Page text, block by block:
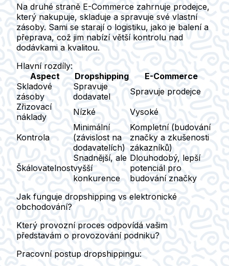
Na druhé straně E-Commerce zahrnuje prodejce,
který nakupuje, skladuje a spravuje své vlastní
zásoby. Sami se starají o logistiku, jako je balení a
přeprava, což jim nabízí větší kontrolu nad
dodávkami a kvalitou.
Hlavní rozdíly:
Aspect
Dropshipping
E-Commerce
Skladové
zásoby
Spravuje
dodavatel
Spravuje prodejce
Zřizovací
náklady
Nízké Vysoké
Kontrola
Minimální
(závislost na
dodavatelích)
Kompletní (budování
značky a zkušenosti
zákazníků)
Škálovatelnost
Snadnější, ale
vyšší
konkurence
Dlouhodobý, lepší
potenciál pro
budování značky
Jak funguje dropshipping vs elektronické
obchodování?
Který provozní proces odpovídá vašim
představám o provozování podniku?
Pracovní postup dropshippingu: